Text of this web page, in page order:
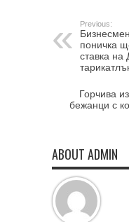
Previous:
поничка
ставка
Горчива
бежанци с
ABOUT ADMIN